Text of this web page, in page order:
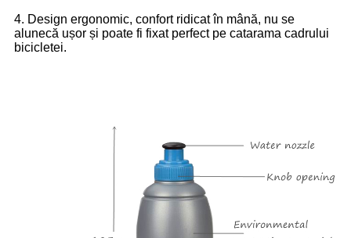
4. Design ergonomic, confort ridicat în mână, nu se
alunecă ușor și poate fi fixat perfect pe catarama cadrului
bicicletei.